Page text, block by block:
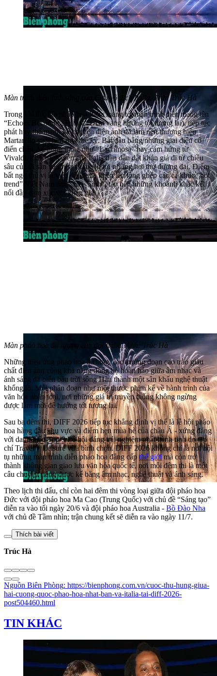
Màn trình diễn ánh sáng của Cựu vô địch Italia. Ảnh: Trúc Hà
Trong khi đó, đội pháo hoa Italia mang tới màn trình diễn mang tên
“Echoes Becoming Future” (Âm vang hướng tới tương lai), tiếp tục
phát huy thế mạnh kể chuyện điện ảnh đã làm nên thương hiệu
Martarello suốt hơn một thế kỷ. Bắt đầu bằng những giai điệu cổ
điển châu Âu hùng tráng như “Lacrimosa” hay cảm hứng từ
Vivaldi, màn trình diễn của Italia dần dẫn dắt khán giả đi từ chiều
sâu của di sản văn hóa châu Âu tới những hơi thở đương đại. Điểm
bất ngờ thú vị là việc đội Italia khéo léo lồng ghép các ca khúc “hot
trend” Việt Nam như “See Tình”, tạo nên những khoảnh khắc kết
nối đầy cảm xúc với khán giả.
Màn pháo hoa ấn tượng của đội Italia. Ảnh: Trúc Hà
Những hiệu ứng pháo hoa đa tầng, các trường đoạn cao trào giàu
chất điện ảnh cùng khả năng đồng bộ hoàn hảo giữa âm nhạc và
ánh sáng đã biến bầu trời sông Hàn thành một sân khấu nghệ thuật
khổng lồ. Mỗi phân đoạn như một thước phim kể về hành trình của
văn hóa nhân loại, nơi những giá trị truyền thống không ngừng
được làm mới để hướng tới tương lai.
Sau ba đêm thi, DIFF 2026 tiếp tục khẳng định vị thế là lễ hội pháo
hoa hàng đầu khu vực và điểm hẹn mùa hè của châu Á - xứng đáng
với danh hiệu Top 9 Lễ hội đáng trải nghiệm nhất hành tinh do tạp
chí Travel + Leisure vừa bình chọn. DIFF 2026 không chỉ là nơi hội
tụ những màn trình diễn pháo hoa đẳng cấpthế giớimà còn trở
thành không gian giao lưu văn hóa quốc tế, nơi mỗi đêm thi là một
câu chuyện riêng được kể bằng âm nhạc, nghệ thuật và ánh sáng.
Theo lịch thi đấu, chỉ còn hai đêm thi vòng loại giữa đội pháo hoa
Đức với đội pháo hoa Ma Cao (Trung Quốc) với chủ đề “Sáng tạo”
diễn ra vào tối ngày 20/6 và đội pháo hoa Australia - Bồ Đào Nha
với chủ đề Tầm nhìn; trận chung kết sẽ diễn ra vào ngày 11/7.
Thích bài viết
Trúc Hà
Nguồn Biên Phòng: https://bienphong.com.vn/cuoc-thu-hung-giua-
hai-cuong-quoc-phao-hoa-nhat-ban-va-italia-tai-diff-2026-
post504460.html
TIN KHÁC